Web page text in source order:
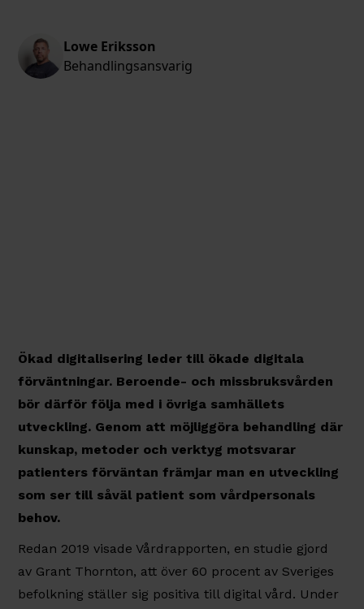
Lowe Eriksson
Behandlingsansvarig
Ökad digitalisering leder till ökade digitala
förväntningar. Beroende- och missbruksvården
bör därför följa med i övriga samhällets
utveckling. Genom att möjliggöra behandling där
kunskap, metoder och verktyg motsvarar
patienters förväntan främjar man en utveckling
som ser till såväl patient som vårdpersonals
behov.
Redan 2019 visade Vårdrapporten, en studie gjord
av Grant Thornton, att över 60 procent av Sveriges
befolkning ställer sig positiva till digital vård. Under